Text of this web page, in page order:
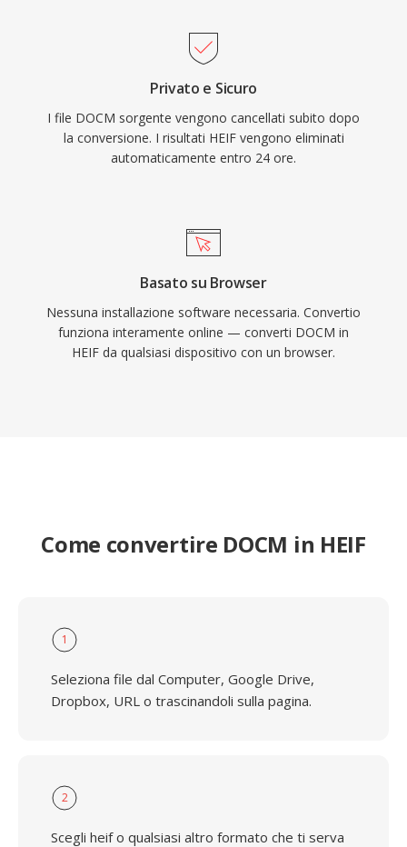
Privato e Sicuro
I file DOCM sorgente vengono cancellati subito dopo
la conversione. I risultati HEIF vengono eliminati
automaticamente entro 24 ore.
Basato su Browser
Nessuna installazione software necessaria. Convertio
funziona interamente online — converti DOCM in
HEIF da qualsiasi dispositivo con un browser.
Come convertire DOCM in HEIF
1
Seleziona file dal Computer, Google Drive,
Dropbox, URL o trascinandoli sulla pagina.
2
Scegli heif o qualsiasi altro formato che ti serva